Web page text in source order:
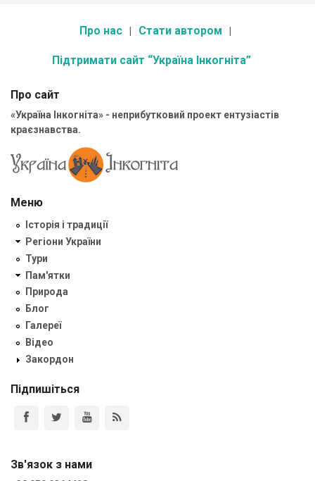
Про нас Стати автором
Підтримати сайт “Україна Інкогніта”
Про сайт
«Україна Інкогніта» - неприбутковий проект ентузіастів
краєзнавства.
Меню
Історія і традиції
Регіони України
Тури
Пам'ятки
Природа
Блог
Галереї
Відео
Закордон
Підпишіться
Зв'язок з нами